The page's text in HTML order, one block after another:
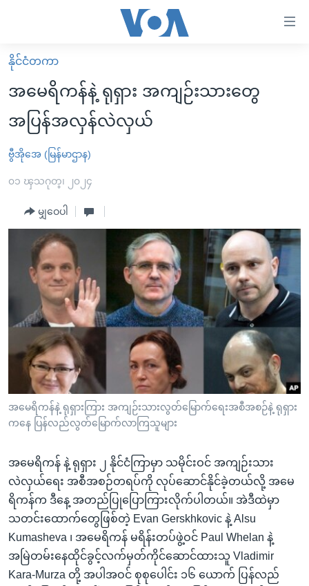
လွယ်ကူ
စေ
သည့်
Link
များ
ပင်မ
စာမျက်နှာ
ကြည့်
ရန်
ရန်
နေရာ
သို့
ကျော်
ရန်
မူလစာမျက်နှာ
မြန်မာ
ကမ္ဘာ့သတင်းများ
နိုင်ငံတကာ
အစ္စရေး-ပါလက်စတိုင်း
ဗွီဒီယို
အင်္ဂလိပ်စာလေ့လာမယ်
အမေရိကန်သုံးအီဒီယံ
မကြေးမုံရဲ့ အင်္ဂလိပ်စာ
ရုပ်ရှင်ထဲက အင်္ဂလိပ်စာ
သုတပဒေသာ အင်္ဂလိပ်စာ
အပတ်စဉ်ကဏ္ဍများ
ရေဒီယို
ရေဒီယိုနှင့်ရုပ်သံ အချက်အလက်များ
ရေဒီယို/တီဗွီအစီအစဉ်
Learning English
ဗွီအိုအေ လူမှုကွန်ယက်များ
နိုင်ငံတကာ
အမေရိကန်နဲ့ ရုရှား အကျဉ်းသားတွေ
အပြန်အလှန်လဲလှယ်
ဗွီအိုအေ (မြန်မာဌာန)
၀၁ ၾသဂုတ္၊ ၂၀၂၄
မျှဝေပါ
အမေရိကန်နဲ့ ရုရှားကြား အကျဉ်းသားလွတ်မြောက်ရေးအစီအစဉ်နဲ့ ရုရှား
ကနေ ပြန်လည်လွတ်မြောက်လာကြသူများ
အမေရိကန် နဲ့ ရုရှား ၂ နိုင်ငံကြာမှာ သမိုင်းဝင် အကျဉ်းသား
လဲလှယ်ရေး အစီအစဉ်တရပ်ကို လုပ်ဆောင်နိုင်ခဲ့တယ်လို့ အမေ
ရိကန်က ဒီနေ့ အတည်ပြုပြောကြားလိုက်ပါတယ်။ အဲဒီထဲမှာ
သတင်းထောက်တွေဖြစ်တဲ့ Evan Gerskhkovic နဲ့ Alsu
Kumasheva ၊ အမေရိကန် မရိန်းတပ်ဖွဲ့ဝင် Paul Whelan နဲ့
အမြဲတမ်းနေထိုင်ခွင့်လက်မှတ်ကိုင်ဆောင်ထားသူ Vladimir
Kara-Murza တို့ အပါအဝင် စုစုပေါင်း ၁၆ ယောက် ပြန်လည်